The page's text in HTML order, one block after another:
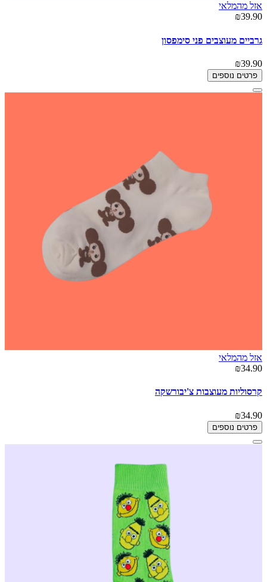
אזל מהמלאי
₪39.90
גרביים מעוצבים פני סימפסון
₪39.90
פרטים נוספים
אזל מהמלאי
₪34.90
קרסוליות מעוצבות צ'יבורשקה
₪34.90
פרטים נוספים